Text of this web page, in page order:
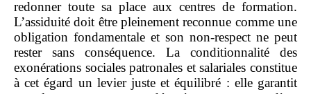
redonner toute sa place aux centres de formation.
L’assiduité doit être pleinement reconnue comme une
obligation fondamentale et son non‑respect ne peut
rester sans conséquence. La conditionnalité des
exonérations sociales patronales et salariales constitue
à cet égard un levier juste et équilibré : elle garantit